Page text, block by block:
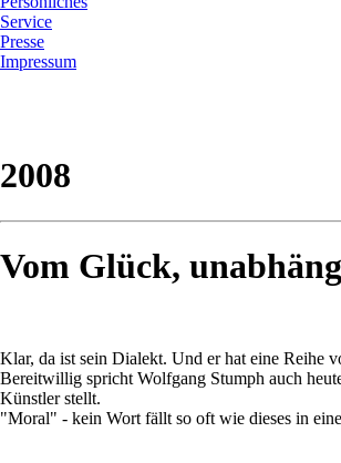
Service
Presse
Impressum
2008
Vom Glück,
Klar, da ist sein Dialekt. Und er hat eine Reihe
Bereitwillig spricht Wolfgang Stumph auch
Künstler stellt.
"Moral" - kein Wort fällt so oft wie dieses in